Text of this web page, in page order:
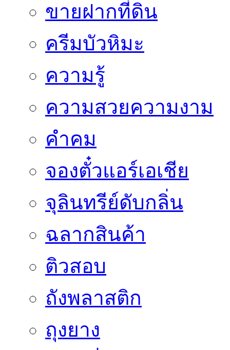
ขายฝากที่ดิน
ครีมบัวหิมะ
ความรู้
ความสวยความงาม
คำคม
จองตั๋วแอร์เอเชีย
จุลินทรีย์ดับกลิ่น
ฉลากสินค้า
ติวสอบ
ถังพลาสติก
ถุงยาง